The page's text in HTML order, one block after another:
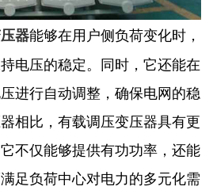
器能够在用户侧负荷变化时，
电压的稳定。同时，它还能在
进行自动调整，确保电网的稳
相比，有载调压变压器具有更
不仅能够提供有功功率，还能
足负荷中心对电力的多元化需